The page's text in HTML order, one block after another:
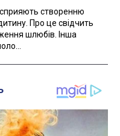
сприяють створенню
Про це свідчить
шлюбів. Інша